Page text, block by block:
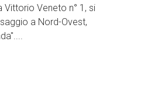
Vittorio Veneto n° 1, si
a Nord-Ovest,